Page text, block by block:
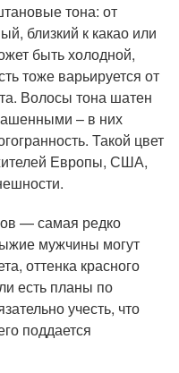
тона: от
близкий к какао или
быть холодной,
тоже варьируется от
Волосы тона шатен
– в них
Такой цвет
Европы, США,
— самая редко
мужчины могут
оттенка красного
есть планы по
учесть, что
поддается